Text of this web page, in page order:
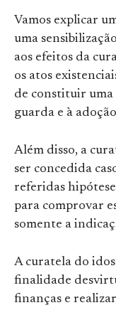
Vamos explicar
uma
aos efeitos da
os atos
de constituir uma
guarda e à
Além disso, a
ser concedida
referidas
para comprovar
somente a
A curatela do
finalidade
finanças e